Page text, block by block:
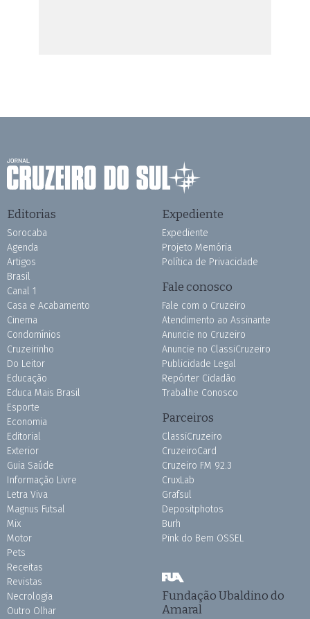
Editorias
Sorocaba
Agenda
Artigos
Brasil
Canal 1
Casa e Acabamento
Cinema
Condomínios
Cruzeirinho
Do Leitor
Educação
Educa Mais Brasil
Esporte
Economia
Editorial
Exterior
Guia Saúde
Informação Livre
Letra Viva
Magnus Futsal
Mix
Motor
Pets
Receitas
Revistas
Necrologia
Outro Olhar
Expediente
Expediente
Projeto Memória
Política de Privacidade
Fale conosco
Fale com o Cruzeiro
Atendimento ao Assinante
Anuncie no Cruzeiro
Anuncie no ClassiCruzeiro
Publicidade Legal
Repórter Cidadão
Trabalhe Conosco
Parceiros
ClassiCruzeiro
CruzeiroCard
Cruzeiro FM 92.3
CruxLab
Grafsul
Depositphotos
Burh
Pink do Bem OSSEL
Fundação Ubaldino do
Amaral